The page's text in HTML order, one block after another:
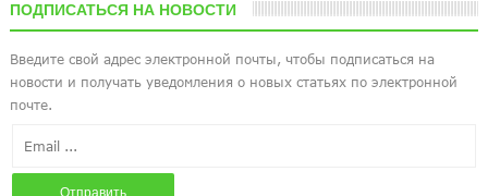
ПОДПИСАТЬСЯ НА НОВОСТИ